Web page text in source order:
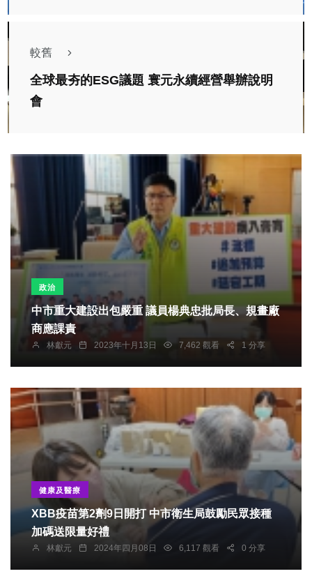
較舊
全球最夯的ESG議題 寰元永續經營舉辦說明
會
政治
中市重大建設出包嚴重 議員楊典忠批局長、規畫廠
商應課責
林獻元 2023年十月13日 7,462 觀看 1 分享
健康及醫療
XBB疫苗第2劑9日開打 中市衛生局鼓勵民眾接種
加碼送限量好禮
林獻元 2024年四月08日 6,117 觀看 0 分享